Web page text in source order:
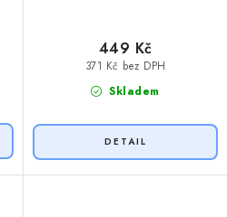
Skladem
371 Kč bez DPH
449 Kč